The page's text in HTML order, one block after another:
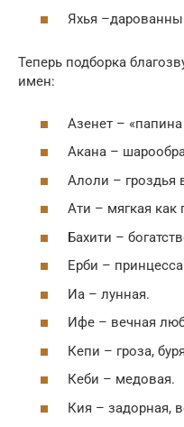
Яхья
Теперь подборка
имен:
Азенет – «папина
Акана –
Алоли – гроздья
Ати – мягкая как
Бахити –
Ерби –
Иа – лунная.
Ифе – вечная
Кепи – гроза,
Кеби – медовая.
Кия – задорная,